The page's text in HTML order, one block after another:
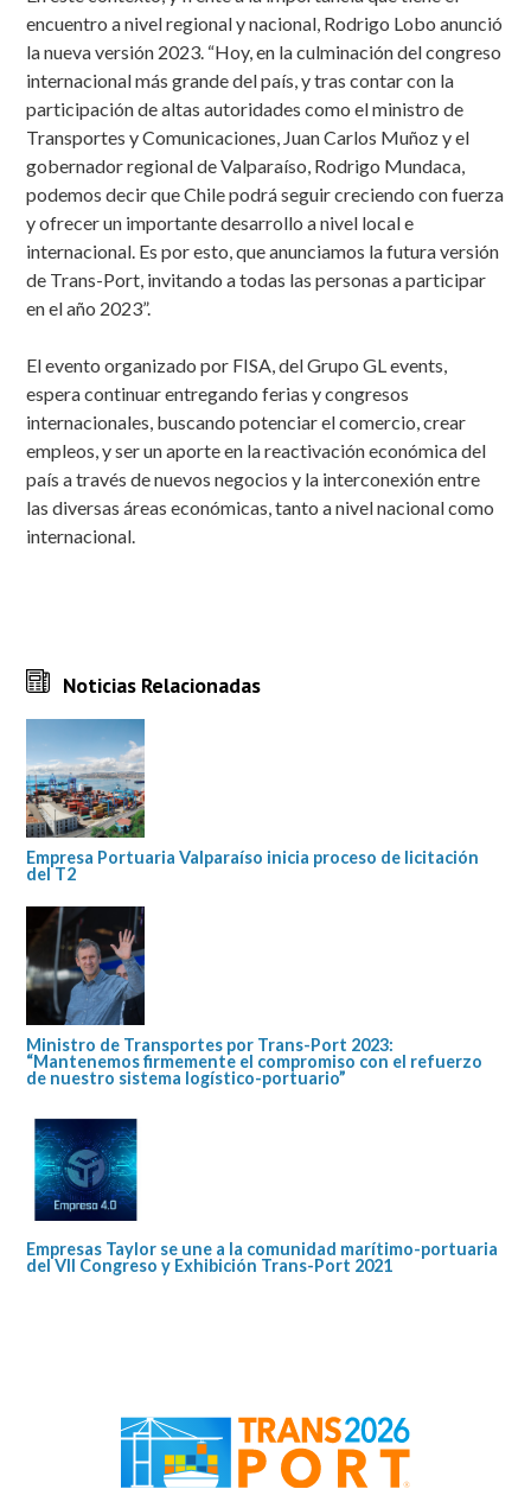
encuentro a nivel regional y nacional, Rodrigo Lobo anunció
la nueva versión 2023. “Hoy, en la culminación del congreso
internacional más grande del país, y tras contar con la
participación de altas autoridades como el ministro de
Transportes y Comunicaciones, Juan Carlos Muñoz y el
gobernador regional de Valparaíso, Rodrigo Mundaca,
podemos decir que Chile podrá seguir creciendo con fuerza
y ofrecer un importante desarrollo a nivel local e
internacional. Es por esto, que anunciamos la futura versión
de Trans-Port, invitando a todas las personas a participar
en el año 2023”.
El evento organizado por FISA, del Grupo GL events,
espera continuar entregando ferias y congresos
internacionales, buscando potenciar el comercio, crear
empleos, y ser un aporte en la reactivación económica del
país a través de nuevos negocios y la interconexión entre
las diversas áreas económicas, tanto a nivel nacional como
internacional.
Noticias Relacionadas
Empresa Portuaria Valparaíso inicia proceso de licitación
del T2
Ministro de Transportes por Trans-Port 2023:
“Mantenemos firmemente el compromiso con el refuerzo
de nuestro sistema logístico-portuario”
Empresas Taylor se une a la comunidad marítimo-portuaria
del VII Congreso y Exhibición Trans-Port 2021